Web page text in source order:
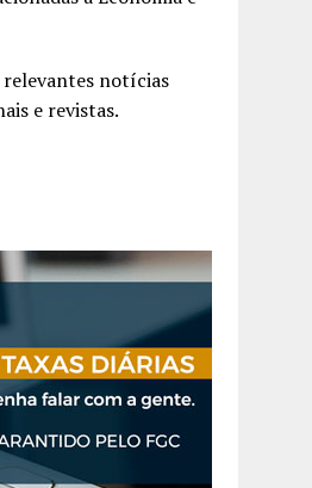
relevantes notícias
e revistas.